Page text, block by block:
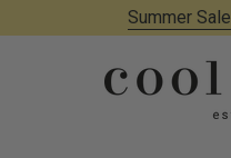
Summer Sale